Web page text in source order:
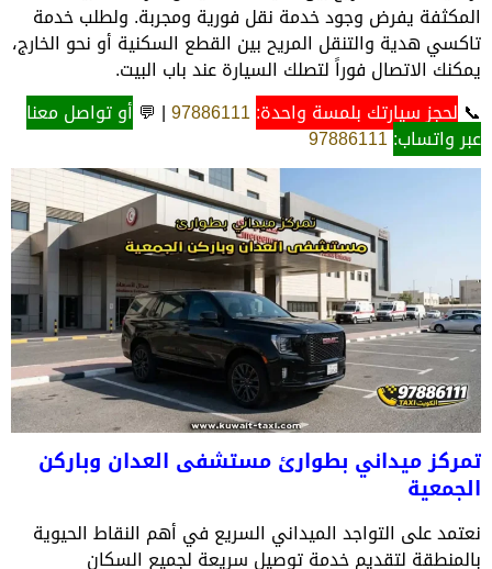
المكثفة يفرض وجود خدمة نقل فورية ومجربة. ولطلب خدمة
تاكسي هدية والتنقل المريح بين القطع السكنية أو نحو الخارج،
يمكنك الاتصال فوراً لتصلك السيارة عند باب البيت.
📞 لحجز سيارتك بلمسة واحدة:97886111
| 💬 أو تواصل معنا
عبر واتساب:97886111
تمركز ميداني بطوارئ مستشفى العدان وباركن
الجمعية
نعتمد على التواجد الميداني السريع في أهم النقاط الحيوية
بالمنطقة لتقديم خدمة توصيل سريعة لجميع السكان